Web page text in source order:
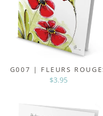
G007 | FLEURS
$3.95